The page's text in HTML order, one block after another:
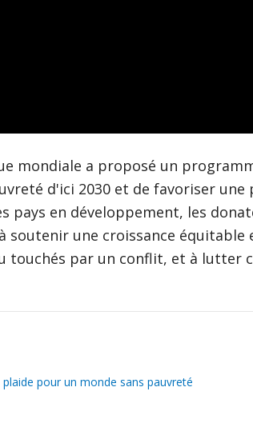
mondiale a proposé un
d'ici 2030 et de favoriser
pays en développement, les
soutenir une croissance équitable
touchés par un conflit, et à lutter
pour un monde sans pauvreté